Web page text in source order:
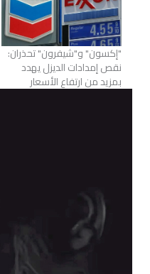
"إكسون" و"شيفرون" تحذران:
نقص إمدادات الديزل يهدد
بمزيد من ارتفاع الأسعار